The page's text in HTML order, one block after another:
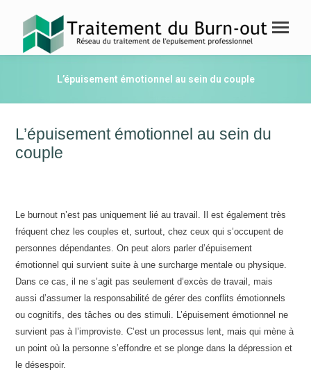
L’épuisement émotionnel au sein du couple
L’épuisement émotionnel au sein du
couple
Le burnout n’est pas uniquement lié au travail. Il est également très
fréquent chez les couples et, surtout, chez ceux qui s’occupent de
personnes dépendantes. On peut alors parler d’épuisement
émotionnel qui survient suite à une surcharge mentale ou physique.
Dans ce cas, il ne s’agit pas seulement d’excès de travail, mais
aussi d’assumer la responsabilité de gérer des conflits émotionnels
ou cognitifs, des tâches ou des stimuli. L’épuisement émotionnel ne
survient pas à l’improviste. C’est un processus lent, mais qui mène à
un point où la personne s’effondre et se plonge dans la dépression et
le désespoir.